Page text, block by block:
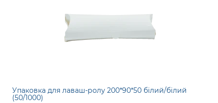
Упаковка для лаваш-ролу 200*90*50 білий/білий
(50/1000)